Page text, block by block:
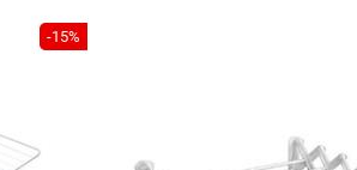
-15%